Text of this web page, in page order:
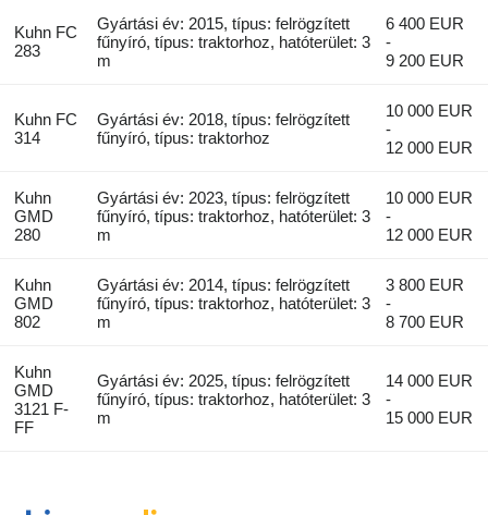
Kuhn FC
283
Gyártási év: 2015, típus: felrögzített
fűnyíró, típus: traktorhoz, hatóterület: 3
m
6 400 EUR
-
9 200 EUR
Kuhn FC
314
Gyártási év: 2018, típus: felrögzített
fűnyíró, típus: traktorhoz
10 000 EUR
-
12 000 EUR
Kuhn
GMD
280
Gyártási év: 2023, típus: felrögzített
fűnyíró, típus: traktorhoz, hatóterület: 3
m
10 000 EUR
-
12 000 EUR
Kuhn
GMD
802
Gyártási év: 2014, típus: felrögzített
fűnyíró, típus: traktorhoz, hatóterület: 3
m
3 800 EUR
-
8 700 EUR
Kuhn
GMD
3121 F-
FF
Gyártási év: 2025, típus: felrögzített
fűnyíró, típus: traktorhoz, hatóterület: 3
m
14 000 EUR
-
15 000 EUR